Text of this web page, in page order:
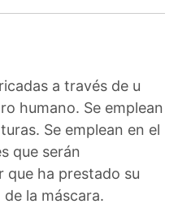
a través de u
humano. Se emplean
Se emplean en el
que serán
ha prestado su
la máscara.